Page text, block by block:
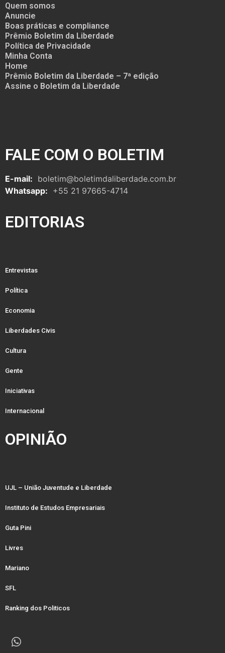
Quem somos
Anuncie
Boas práticas e compliance
Prêmio Boletim da Liberdade
Política de Privacidade
Minha Conta
Home
Prêmio Boletim da Liberdade – 7ª edição
Assine o Boletim da Liberdade
FALE COM O BOLETIM
E-mail: boletim@boletimdaliberdade.com.br
Whatsapp: +55 21 97665-4714
EDITORIAS
Entrevistas
Política
Economia
Liberdades Civis
Cultura
Gente
Iniciativas
Internacional
OPINIÃO
UJL – União Juventude e Liberdade
Instituto de Estudos Empresariais
Guta Pini
Livres
Mariano
SFL
Ranking dos Politicos